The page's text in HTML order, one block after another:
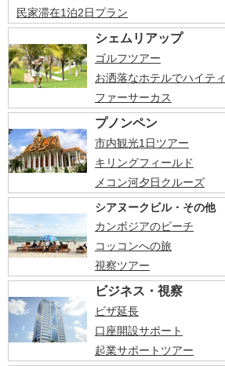
民家滞在1泊2日プラン
シェムリアップ
ゴルフツアー
お洒落なホテルでハイティ
ファーサーカス
プノンペン
市内観光1日ツアー
キリングフィールド
メコン河夕日クルーズ
シアヌークビル・その他
カンボジアのビーチ
コッコンへの旅
視察ツアー
ビジネス・視察
ビザ延長
口座開設サポート
起業サポートツアー